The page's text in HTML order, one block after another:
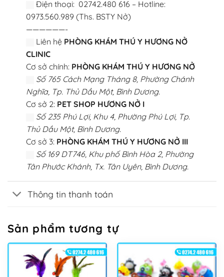
Điện thoại: 02742.480 616 – Hotline:
0973.560.989 (Ths. BSTY Nở)
——————-
Liên hệ PHÒNG KHÁM THÚ Y HƯƠNG NỞ
CLINIC
Cơ sở chính: PHÒNG KHÁM THÚ Y HƯƠNG NỞ
Số 765 Cách Mạng Tháng 8, Phường Chánh
Nghĩa, Tp. Thủ Dầu Một, Bình Dương.
Cơ sở 2: PET SHOP HƯƠNG NỞ I
Số 235 Phú Lợi, Khu 4, Phường Phú Lợi, Tp.
Thủ Dầu Một, Bình Dương.
Cơ sở 3: PHÒNG KHÁM THÚ Y HƯƠNG NỞ III
Số 169 DT746, Khu phố Bình Hòa 2, Phường
Tân Phước Khánh, Tx. Tân Uyên, Bình Dương.
Thông tin thanh toán
Sản phẩm tương tự